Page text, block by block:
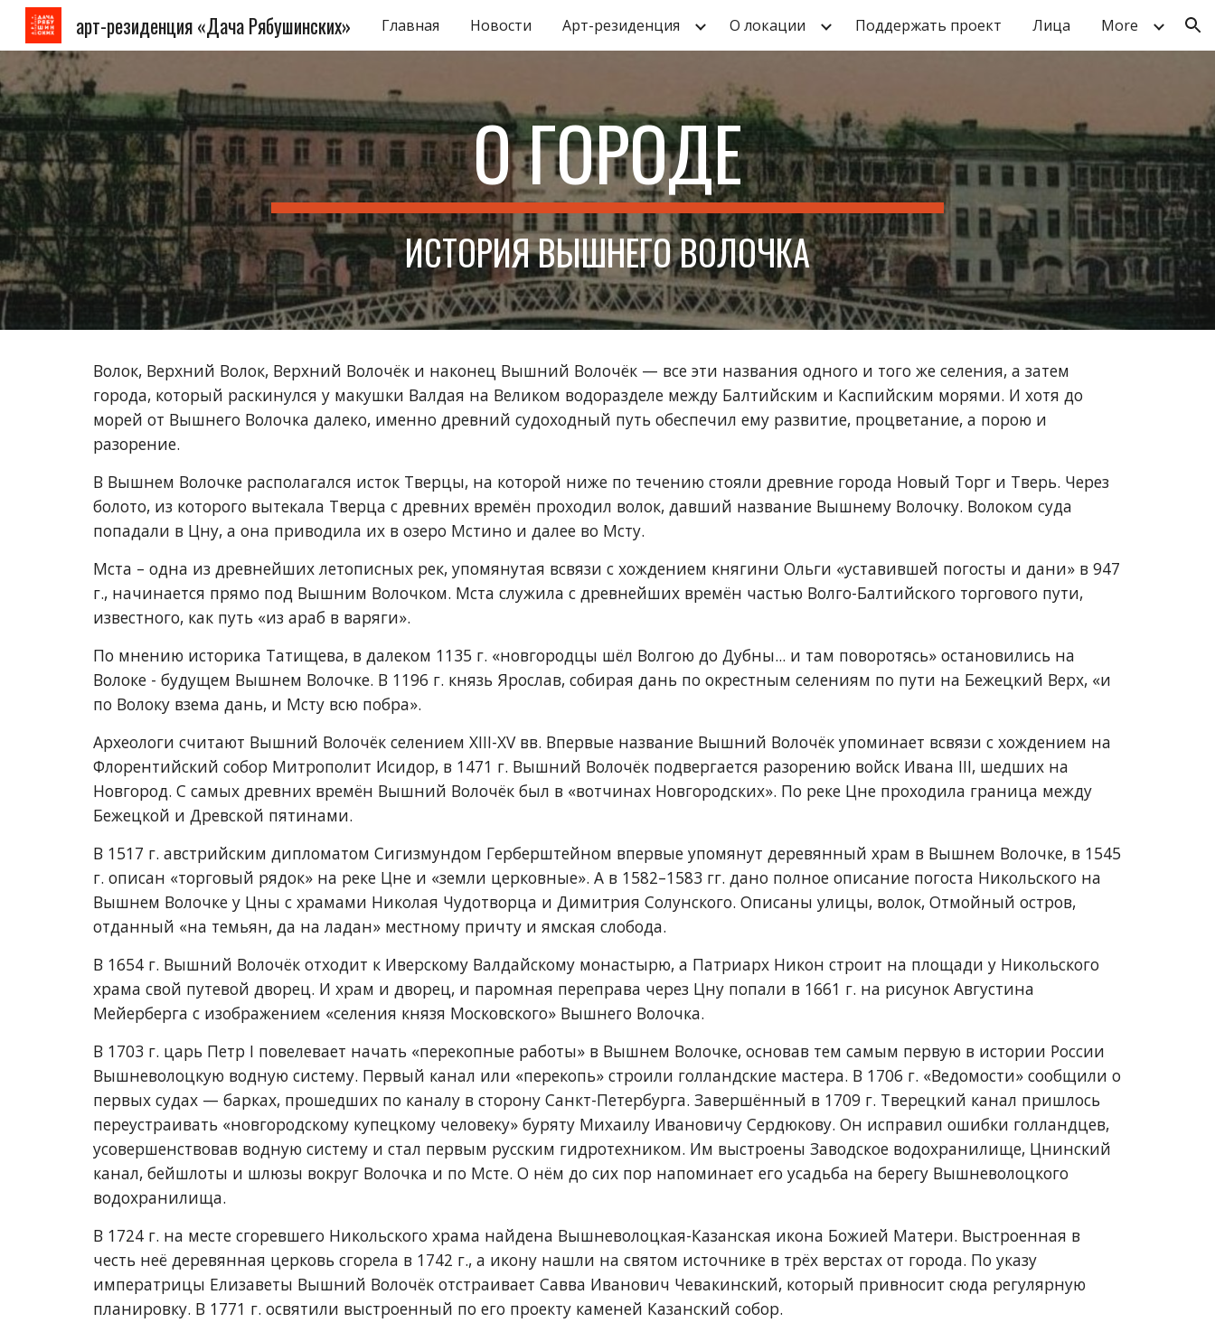
Skip to main content Skip to navigation
арт-резиденция «Дача Рябушинских» Главная Новости Арт-резиденция О локации Поддержать проект Лица More
О ГОРОДЕ
ИСТОРИЯ ВЫШНЕГО ВОЛОЧКА
Волок, Верхний Волок, Верхний Волочёк и наконец Вышний Волочёк — все эти названия одного и того же селения, а затем
города, который раскинулся у макушки Валдая на Великом водоразделе между Балтийским и Каспийским морями. И хотя до
морей от Вышнего Волочка далеко, именно древний судоходный путь обеспечил ему развитие, процветание, а порою и
разорение.
В Вышнем Волочке располагался исток Тверцы, на которой ниже по течению стояли древние города Новый Торг и Тверь. Через
болото, из которого вытекала Тверца с древних времён проходил волок, давший название Вышнему Волочку. Волоком суда
попадали в Цну, а она приводила их в озеро Мстино и далее во Мсту.
Мста – одна из древнейших летописных рек, упомянутая всвязи с хождением княгини Ольги «уставившей погосты и дани» в 947
г., начинается прямо под Вышним Волочком. Мста служила с древнейших времён частью Волго-Балтийского торгового пути,
известного, как путь «из араб в варяги».
По мнению историка Татищева, в далеком 1135 г. «новгородцы шёл Волгою до Дубны... и там поворотясь» остановились на
Волоке - будущем Вышнем Волочке. В 1196 г. князь Ярослав, собирая дань по окрестным селениям по пути на Бежецкий Верх, «и
по Волоку взема дань, и Мсту всю побра».
Археологи считают Вышний Волочёк селением XIII-XV вв. Впервые название Вышний Волочёк упоминает всвязи с хождением на
Флорентийский собор Митрополит Исидор, в 1471 г. Вышний Волочёк подвергается разорению войск Ивана III, шедших на
Новгород. С самых древних времён Вышний Волочёк был в «вотчинах Новгородских». По реке Цне проходила граница между
Бежецкой и Древской пятинами.
В 1517 г. австрийским дипломатом Сигизмундом Герберштейном впервые упомянут деревянный храм в Вышнем Волочке, в 1545
г. описан «торговый рядок» на реке Цне и «земли церковные». А в 1582–1583 гг. дано полное описание погоста Никольского на
Вышнем Волочке у Цны с храмами Николая Чудотворца и Димитрия Солунского. Описаны улицы, волок, Отмойный остров,
отданный «на темьян, да на ладан» местному причту и ямская слобода.
В 1654 г. Вышний Волочёк отходит к Иверскому Валдайскому монастырю, а Патриарх Никон строит на площади у Никольского
храма свой путевой дворец. И храм и дворец, и паромная переправа через Цну попали в 1661 г. на рисунок Августина
Мейерберга с изображением «селения князя Московского» Вышнего Волочка.
В 1703 г. царь Петр I повелевает начать «перекопные работы» в Вышнем Волочке, основав тем самым первую в истории России
Вышневолоцкую водную систему. Первый канал или «перекопь» строили голландские мастера. В 1706 г. «Ведомости» сообщили о
первых судах — барках, прошедших по каналу в сторону Санкт-Петербурга. Завершённый в 1709 г. Тверецкий канал пришлось
переустраивать «новгородскому купецкому человеку» буряту Михаилу Ивановичу Сердюкову. Он исправил ошибки голландцев,
усовершенствовав водную систему и стал первым русским гидротехником. Им выстроены Заводское водохранилище, Цнинский
канал, бейшлоты и шлюзы вокруг Волочка и по Мсте. О нём до сих пор напоминает его усадьба на берегу Вышневолоцкого
водохранилища.
В 1724 г. на месте сгоревшего Никольского храма найдена Вышневолоцкая-Казанская икона Божией Матери. Выстроенная в
честь неё деревянная церковь сгорела в 1742 г., а икону нашли на святом источнике в трёх верстах от города. По указу
императрицы Елизаветы Вышний Волочёк отстраивает Савва Иванович Чевакинский, который привносит сюда регулярную
планировку. В 1771 г. освятили выстроенный по его проекту каменей Казанский собор.